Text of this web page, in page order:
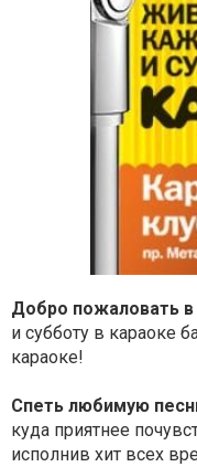
Добро пожаловать
и субботу в караоке
караоке!
Спеть любимую
куда приятнее
исполнив хит всех